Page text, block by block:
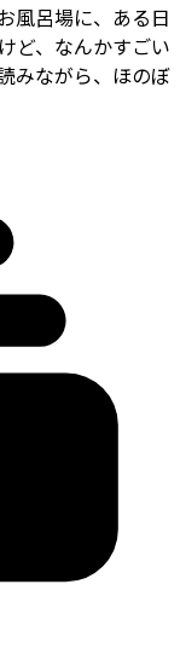
風呂場に、ある日
ど、なんかすごい
みながら、ほのぼ